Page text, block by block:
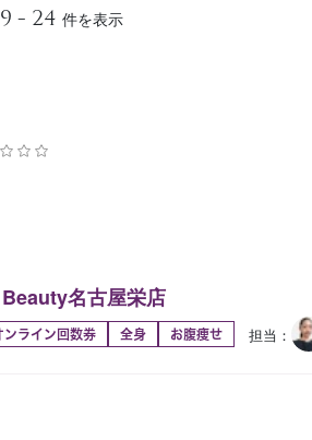
- 24 件を表示
名古屋栄店
ンライン回数券 全身 お腹痩せ 担当：